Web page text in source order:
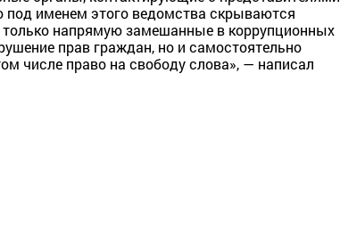
под именем этого ведомства скрываются
только напрямую замешанные в коррупционных
прав граждан, но и самостоятельно
числе право на свободу слова», — написал